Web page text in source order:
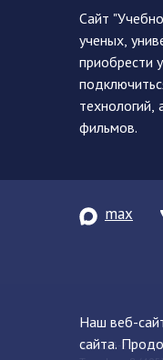
Наш веб-
сайта.
Сайт
ученых,
приобрести
фильмов.
max
© 2013-2026